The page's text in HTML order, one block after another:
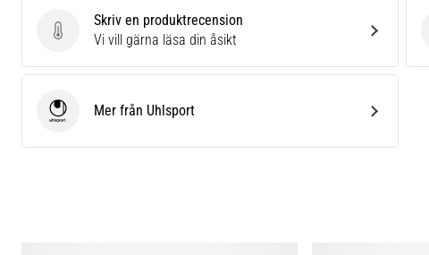
Skriv en produktrecension
Skriv en produktrecension
Vi vill gärna läsa din åsikt
UhlsportMer från Uhlsport